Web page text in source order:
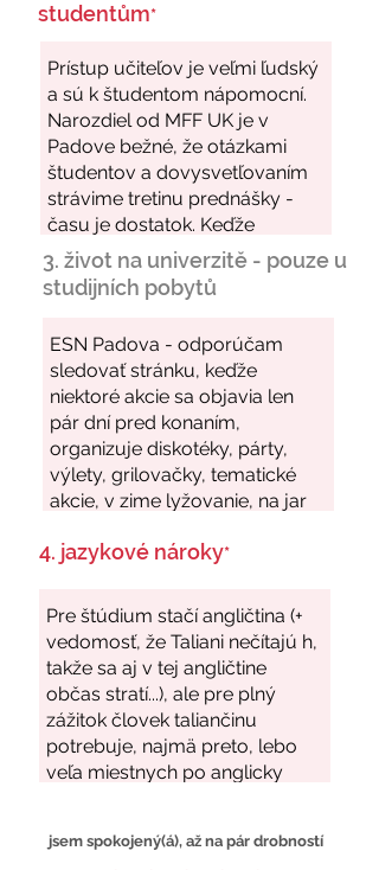
studentům*
3. život na univerzitě - pouze u
studijních pobytů
4. jazykové nároky*
jsem spokojený(á), až na pár drobností